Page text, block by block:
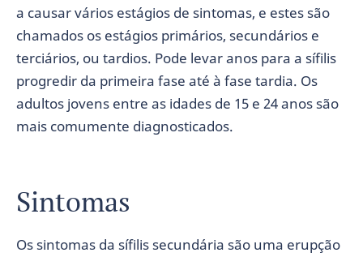
a causar vários estágios de sintomas, e estes são
chamados os estágios primários, secundários e
terciários, ou tardios. Pode levar anos para a sífilis
progredir da primeira fase até à fase tardia. Os
adultos jovens entre as idades de 15 e 24 anos são
mais comumente diagnosticados.
Sintomas
Os sintomas da sífilis secundária são uma erupção